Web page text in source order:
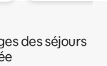
des séjours